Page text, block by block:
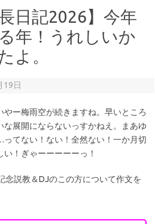
日記2026】今年
年！うれしいか
よ。
19日
やー梅雨空が続きますね。早いところ
展開にならないっすかねえ。まあゆ
てない！ない！全然ない！一か月切
！ぎゃーーーーーっ！
念説教＆DJのこの方について作文を